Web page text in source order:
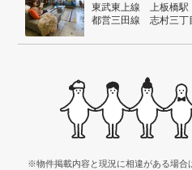
東武東上線 上板橋
都営三田線 志村三
※物件掲載内容と現況に相違がある場合